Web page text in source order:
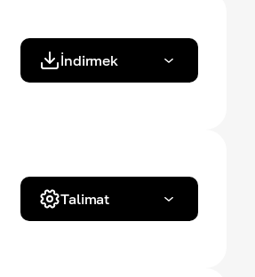
İndirmek
Talimat